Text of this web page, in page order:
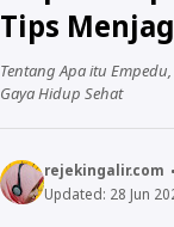
Tips
Tentang Apa itu
Gaya Hidup Sehat
rejekingalir.com
Updated: 28 Jun